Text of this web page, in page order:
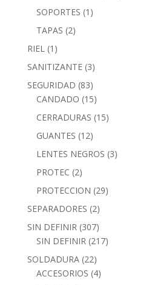
SOPORTES (1)
TAPAS (2)
RIEL (1)
SANITIZANTE (3)
SEGURIDAD (83)
CANDADO (15)
CERRADURAS (15)
GUANTES (12)
LENTES NEGROS (3)
PROTEC (2)
PROTECCION (29)
SEPARADORES (2)
SIN DEFINIR (307)
SIN DEFINIR (217)
SOLDADURA (22)
ACCESORIOS (4)